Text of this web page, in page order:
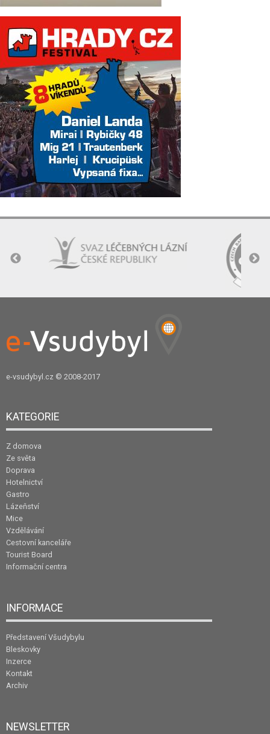
e-vsudybyl.cz © 2008-2017
KATEGORIE
Z domova
Ze světa
Doprava
Hotelnictví
Gastro
Lázeňství
Mice
Vzdělávání
Cestovní kanceláře
Tourist Board
Informační centra
INFORMACE
Představení Všudybylu
Bleskovky
Inzerce
Kontakt
Archiv
NEWSLETTER